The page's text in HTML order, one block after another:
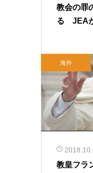
教会の罪
る JEA
海外
教皇フラ